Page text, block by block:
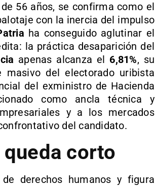
de 56 años, se confirma como el
con la inercia del impulso
ha conseguido aglutinar el
la práctica desaparición del
apenas alcanza el 6,81%, su
del electorado uribista
del exministro de Hacienda
como ancla técnica y
y a los mercados
del candidato.
corto
derechos humanos y figura